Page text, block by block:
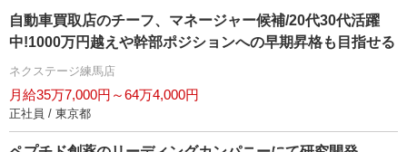
自動車買取店のチーフ、マネージャー候補/20代30代活躍
中!1000万円越えや幹部ポジションへの早期昇格も目指せる
ネクステージ練馬店
月給35万7,000円～64万4,000円
正社員 / 東京都